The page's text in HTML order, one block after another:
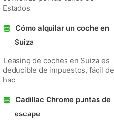
Estados
Cómo alquilar un coche en
Suiza
Leasing de coches en Suiza es
deducible de impuestos, fácil de
hac
Cadillac Chrome puntas de
escape